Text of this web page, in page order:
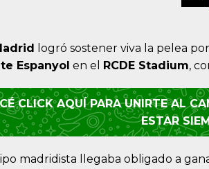
logró sostener viva la pelea por
Espanyol en el RCDE Stadium,
CLICK AQUÍ PARA UNIRTE AL
ESTAR
madridista llegaba obligado a